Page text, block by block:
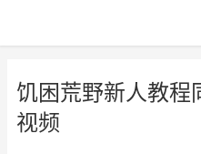
饥困荒野新人教程
视频